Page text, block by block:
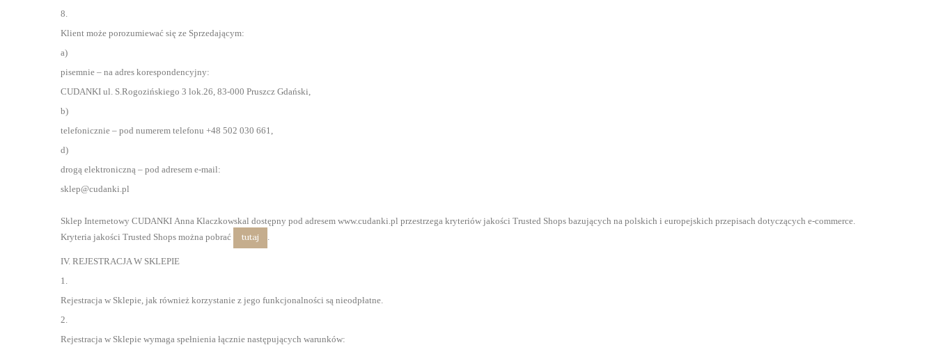
8.
Klient może porozumiewać się ze Sprzedającym:
a)
pisemnie – na adres korespondencyjny:
CUDANKI ul. S.Rogozińskiego 3 lok.26, 83-000 Pruszcz Gdański,
b)
telefonicznie – pod numerem telefonu +48 502 030 661,
d)
drogą elektroniczną – pod adresem e-mail:
sklep@cudanki.pl
Sklep Internetowy CUDANKI Anna Klaczkowskal dostępny pod adresem www.cudanki.pl przestrzega kryteriów jakości Trusted Shops bazujących na polskich i europejskich przepisach dotyczących e-commerce.
Kryteria jakości Trusted Shops można pobrać
tutaj
IV. REJESTRACJA W SKLEPIE
1.
Rejestracja w Sklepie, jak również korzystanie z jego funkcjonalności są nieodpłatne.
2.
Rejestracja w Sklepie wymaga spełnienia łącznie następujących warunków: